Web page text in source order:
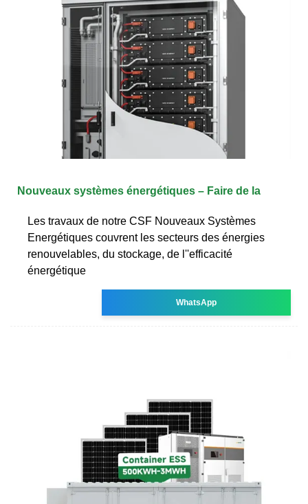
Nouveaux systèmes énergétiques – Faire de la
Les travaux de notre CSF Nouveaux Systèmes
Energétiques couvrent les secteurs des énergies
renouvelables, du stockage, de l''efficacité
énergétique
WhatsApp